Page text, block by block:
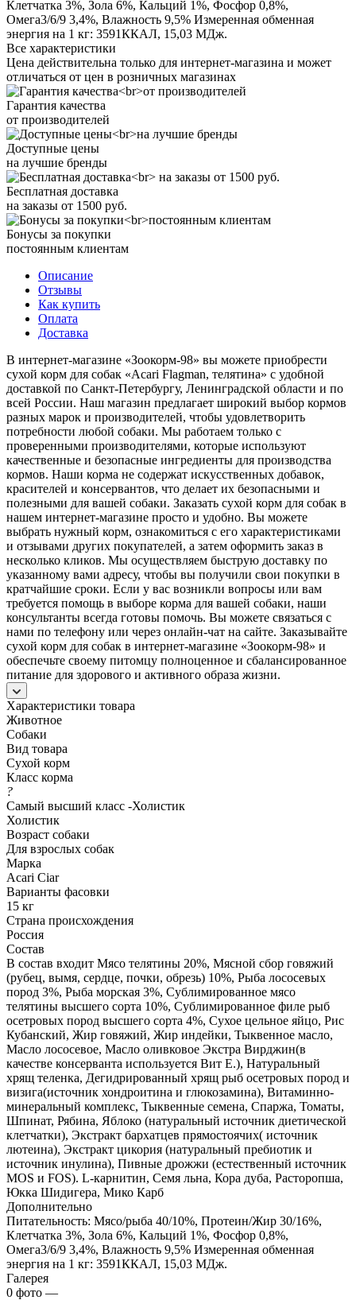
Клетчатка 3%, Зола 6%, Кальций 1%, Фосфор 0,8%,
Омега3/6/9 3,4%, Влажность 9,5% Измеренная обменная
энергия на 1 кг: 3591ККАЛ, 15,03 МДж.
Все характеристики
Цена действительна только для интернет-магазина и может
отличаться от цен в розничных магазинах
Гарантия качества
от производителей
Доступные цены
на лучшие бренды
Бесплатная доставка
на заказы от 1500 руб.
Бонусы за покупки
постоянным клиентам
Описание
Отзывы
Как купить
Оплата
Доставка
В интернет-магазине «Зоокорм-98» вы можете приобрести
сухой корм для собак «Acari Flagman, телятина» с удобной
доставкой по Санкт-Петербургу, Ленинградской области и по
всей России. Наш магазин предлагает широкий выбор кормов
разных марок и производителей, чтобы удовлетворить
потребности любой собаки. Мы работаем только с
проверенными производителями, которые используют
качественные и безопасные ингредиенты для производства
кормов. Наши корма не содержат искусственных добавок,
красителей и консервантов, что делает их безопасными и
полезными для вашей собаки. Заказать сухой корм для собак в
нашем интернет-магазине просто и удобно. Вы можете
выбрать нужный корм, ознакомиться с его характеристиками
и отзывами других покупателей, а затем оформить заказ в
несколько кликов. Мы осуществляем быструю доставку по
указанному вами адресу, чтобы вы получили свои покупки в
кратчайшие сроки. Если у вас возникли вопросы или вам
требуется помощь в выборе корма для вашей собаки, наши
консультанты всегда готовы помочь. Вы можете связаться с
нами по телефону или через онлайн-чат на сайте. Заказывайте
сухой корм для собак в интернет-магазине «Зоокорм-98» и
обеспечьте своему питомцу полноценное и сбалансированное
питание для здорового и активного образа жизни.
Характеристики товара
Животное
Собаки
Вид товара
Сухой корм
Класс корма
?
Самый высший класс -Холистик
Холистик
Возраст собаки
Для взрослых собак
Марка
Acari Ciar
Варианты фасовки
15 кг
Страна происхождения
Россия
Состав
В состав входит Мясо телятины 20%, Мясной сбор говяжий
(рубец, вымя, сердце, почки, обрезь) 10%, Рыба лососевых
пород 3%, Рыба морская 3%, Сублимированное мясо
телятины высшего сорта 10%, Сублимированное филе рыб
осетровых пород высшего сорта 4%, Сухое цельное яйцо, Рис
Кубанский, Жир говяжий, Жир индейки, Тыквенное масло,
Масло лососевое, Масло оливковое Экстра Вирджин(в
качестве консерванта используется Вит Е.), Натуральный
хрящ теленка, Дегидрированный хрящ рыб осетровых пород и
визига(источник хондроитина и глюкозамина), Витаминно-
минеральный комплекс, Тыквенные семена, Спаржа, Томаты,
Шпинат, Рябина, Яблоко (натуральный источник диетической
клетчатки), Экстракт бархатцев прямостоячих( источник
лютеина), Экстракт цикория (натуральный пребиотик и
источник инулина), Пивные дрожжи (естественный источник
MOS и FOS). L-карнитин, Семя льна, Кора дуба, Расторопша,
Юкка Шидигера, Мико Карб
Дополнительно
Питательность: Мясо/рыба 40/10%, Протеин/Жир 30/16%,
Клетчатка 3%, Зола 6%, Кальций 1%, Фосфор 0,8%,
Омега3/6/9 3,4%, Влажность 9,5% Измеренная обменная
энергия на 1 кг: 3591ККАЛ, 15,03 МДж.
Галерея
0 фото —